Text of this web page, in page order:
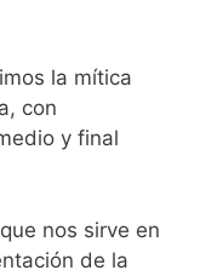
la mítica
con
y final
nos sirve en
de la